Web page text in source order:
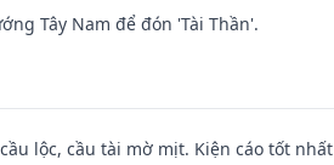
Tây Nam để đón 'Tài Thần'.
lộc, cầu tài mờ mịt. Kiện cáo tốt